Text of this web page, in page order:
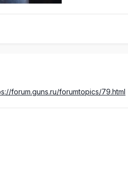
forum.guns.ru/forumtopics/79.html